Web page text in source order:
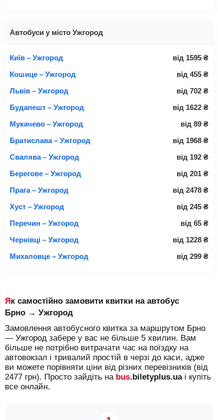
Автобуси у місто Ужгород
Київ – Ужгород від 1595 ₴
Кошице – Ужгород
від 455 ₴
Львів – Ужгород
від 702 ₴
Будапешт – Ужгород
від 1622 ₴
Мукачево – Ужгород
від 89 ₴
Братислава – Ужгород
від 1968 ₴
Свалява – Ужгород
від 192 ₴
Берегове – Ужгород
від 201 ₴
Прага – Ужгород
від 2478 ₴
Хуст – Ужгород
від 245 ₴
Перечин – Ужгород
від 65 ₴
Чернівці – Ужгород
від 1228 ₴
Михаловце – Ужгород
від 299 ₴
Як самостійно замовити квитки на автобус
Брно → Ужгород
Замовлення автобусного квитка за маршрутом Брно
— Ужгород забере у вас не більше 5 хвилин. Вам
більше не потрібно витрачати час на поїздку на
автовокзал і тривалий простій в черзі до каси, адже
ви можете порівняти ціни від різних перевізників (від
2477 грн). Просто зайдіть на bus.biletyplus.uaі купіть
все онлайн.